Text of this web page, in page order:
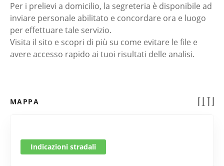
Per i prelievi a domicilio, la segreteria è disponibile ad
inviare personale abilitato e concordare ora e luogo
per effettuare tale servizio.
Visita il sito e scopri di più su come evitare le file e
avere accesso rapido ai tuoi risultati delle analisi.
MAPPA
Indicazioni stradali